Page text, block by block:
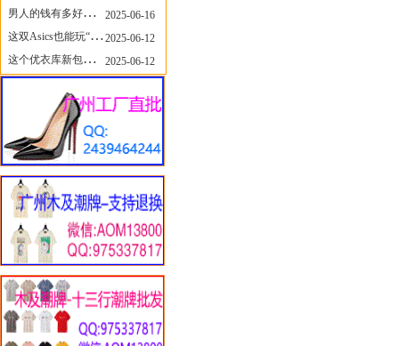
男人的钱有多好赚？四个大学生创业卖短裤，年销8个亿！
2025-06-16
这双Asics也能玩“牛仔感”？TOGA联名即将登场！
2025-06-12
这个优衣库新包，能火起来吗？
2025-06-12